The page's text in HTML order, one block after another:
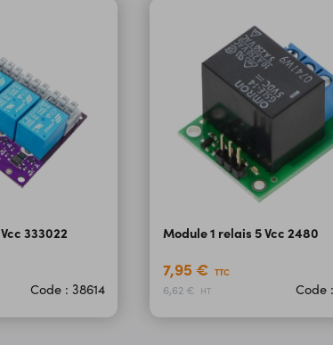
333022
Code : 38614
Module 1 relais 5 Vcc 2480
7,95 € TTC
6,62 € HT Code